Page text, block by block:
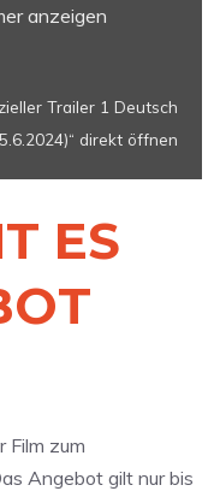
anzeigen
Trailer 1 Deutsch
direkt öffnen
ES
Film zum
Angebot gilt nur bis